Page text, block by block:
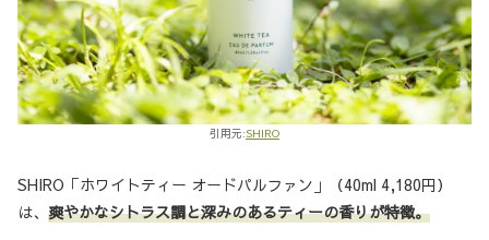
引用元:SHIRO
SHIRO「ホワイトティー オードパルファン」（40ml 4,180円）
は、 爽やかなシトラス調と深みのあるティーの香りが特徴。